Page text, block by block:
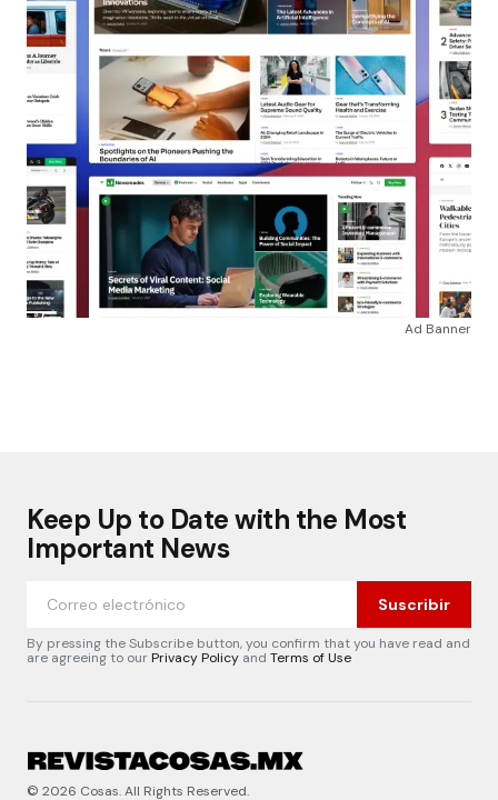
Ad Banner
Keep Up to Date with the Most
Important News
Suscribir
By pressing the Subscribe button, you confirm that you have read and
are agreeing to ourPrivacy Policy and Terms of Use
© 2026 Cosas. All Rights Reserved.